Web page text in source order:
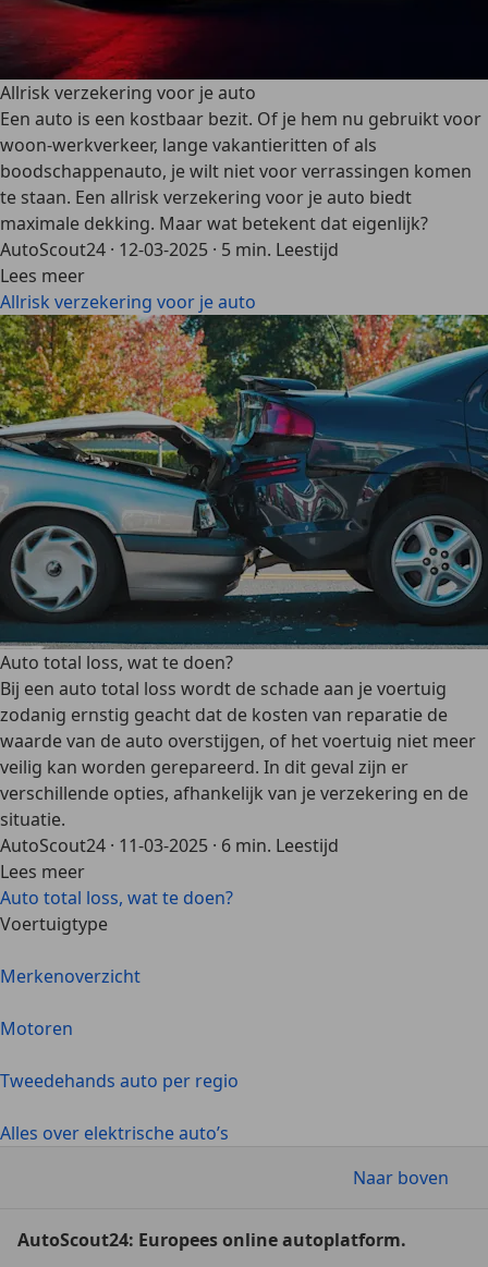
Allrisk verzekering voor je auto
Een auto is een kostbaar bezit. Of je hem nu gebruikt voor
woon-werkverkeer, lange vakantieritten of als
boodschappenauto, je wilt niet voor verrassingen komen
te staan. Een allrisk verzekering voor je auto biedt
maximale dekking. Maar wat betekent dat eigenlijk?
AutoScout24 · 12-03-2025 · 5 min. Leestijd
Lees meer
Allrisk verzekering voor je auto
Auto total loss, wat te doen?
Bij een auto total loss wordt de schade aan je voertuig
zodanig ernstig geacht dat de kosten van reparatie de
waarde van de auto overstijgen, of het voertuig niet meer
veilig kan worden gerepareerd. In dit geval zijn er
verschillende opties, afhankelijk van je verzekering en de
situatie.
AutoScout24 · 11-03-2025 · 6 min. Leestijd
Lees meer
Auto total loss, wat te doen?
Voertuigtype
Merkenoverzicht
Motoren
Tweedehands auto per regio
Alles over elektrische auto’s
Naar boven
AutoScout24: Europees online autoplatform.